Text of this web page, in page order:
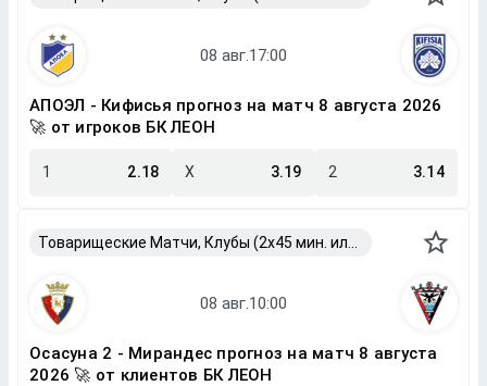
АПОЭЛ - Кифисья прогноз на матч 8 августа 2026
🚀 от игроков БК ЛЕОН
1 2.18 X 3.19 2 3.14
Осасуна 2 - Мирандес прогноз на матч 8 августа
2026 🚀 от клиентов БК ЛЕОН